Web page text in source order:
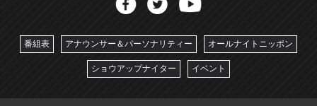
番組表 アナウンサー＆パーソナリティー オールナイトニッポン
ショウアップナイター イベント